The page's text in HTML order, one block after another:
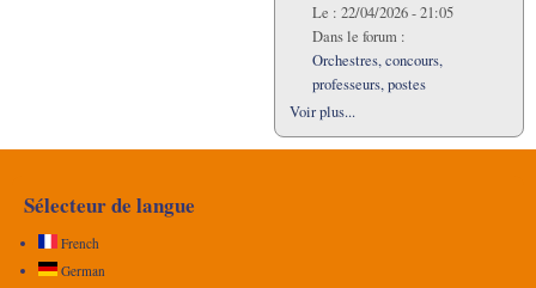
Le : 22/04/2026 - 21:05
Dans le forum :
Orchestres, concours,
professeurs, postes
Voir plus...
Sélecteur de langue
French
German